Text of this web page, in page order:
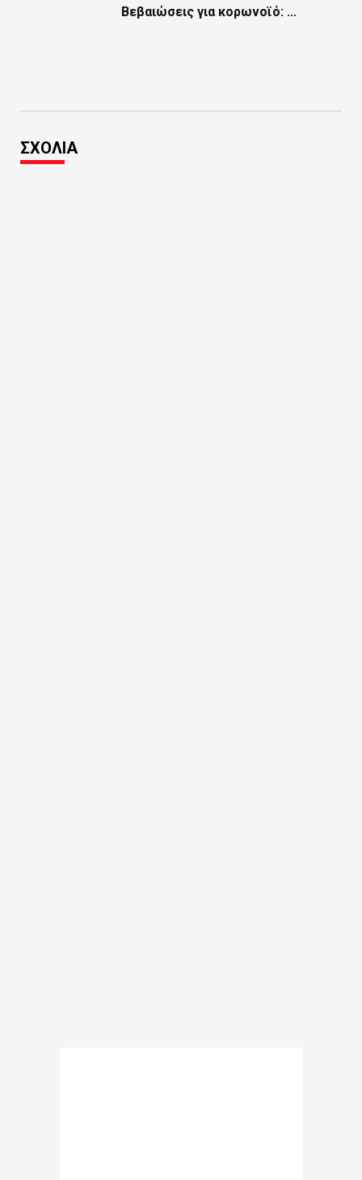
Βεβαιώσεις για κορωνοϊό: ...
ΣΧΟΛΙΑ